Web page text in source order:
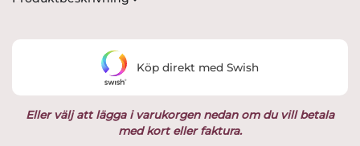
Eller välj att lägga i varukorgen nedan om du vill betala
med kort eller faktura.
Köp direkt med Swish